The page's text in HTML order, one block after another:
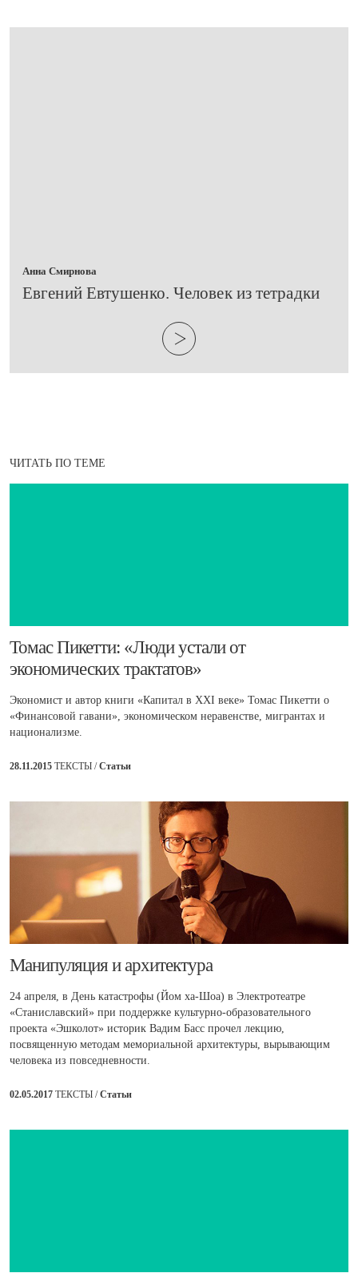
Анна Смирнова
Евгений Евтушенко. Человек из тетрадки
ЧИТАТЬ ПО ТЕМЕ
​Томас Пикетти: «Люди устали от
экономических трактатов»
Экономист и автор книги «Капитал в XXI веке» Томас Пикетти о
«Финансовой гавани», экономическом неравенстве, мигрантах и
национализме.
28.11.2015 ТЕКСТЫ /Статьи
​Манипуляция и архитектура
24 апреля, в День катастрофы (Йом ха-Шоа) в Электротеатре
«Станиславский» при поддержке культурно-образовательного
проекта «Эшколот» историк Вадим Басс прочел лекцию,
посвященную методам мемориальной архитектуры, вырывающим
человека из повседневности.
02.05.2017 ТЕКСТЫ /Статьи